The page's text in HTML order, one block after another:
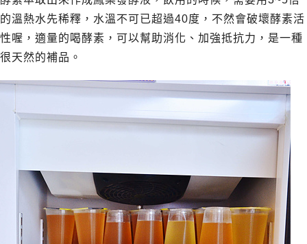
的溫熱水先稀釋，水溫不可已超過40度，不然會破壞酵素活
性喔，適量的喝酵素，可以幫助消化、加強抵抗力，是一種
很天然的補品。